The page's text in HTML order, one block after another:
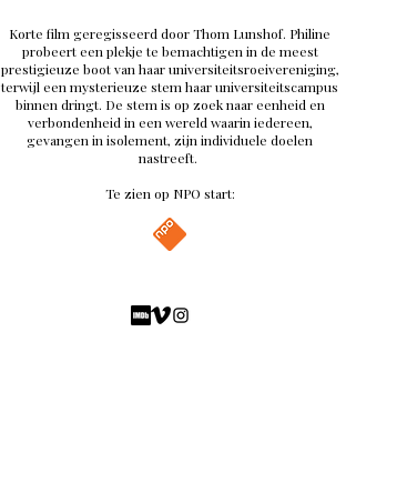
Korte film geregisseerd door Thom Lunshof. Philine
probeert een plekje te bemachtigen in de meest
prestigieuze boot van haar universiteitsroeivereniging,
terwijl een mysterieuze stem haar universiteitscampus
binnen dringt. De stem is op zoek naar eenheid en
verbondenheid in een wereld waarin iedereen,
gevangen in isolement, zijn individuele doelen
nastreeft.
Te zien op NPO start: